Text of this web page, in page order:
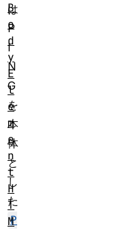
は
P
I
N
G
を
本
体
と
し
た
P
B
o
d
y
E
l
e
m
e
n
t
H
T
M